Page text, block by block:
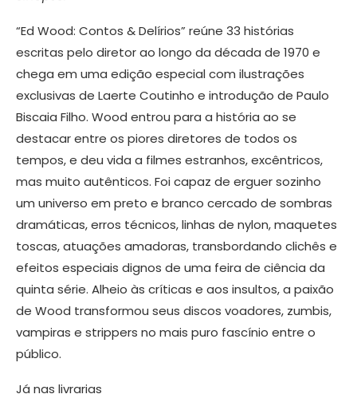
“Ed Wood: Contos & Delírios” reúne 33 histórias
escritas pelo diretor ao longo da década de 1970 e
chega em uma edição especial com ilustrações
exclusivas de Laerte Coutinho e introdução de Paulo
Biscaia Filho. Wood entrou para a história ao se
destacar entre os piores diretores de todos os
tempos, e deu vida a filmes estranhos, excêntricos,
mas muito autênticos. Foi capaz de erguer sozinho
um universo em preto e branco cercado de sombras
dramáticas, erros técnicos, linhas de nylon, maquetes
toscas, atuações amadoras, transbordando clichês e
efeitos especiais dignos de uma feira de ciência da
quinta série. Alheio às críticas e aos insultos, a paixão
de Wood transformou seus discos voadores, zumbis,
vampiras e strippers no mais puro fascínio entre o
público.
Já nas livrarias